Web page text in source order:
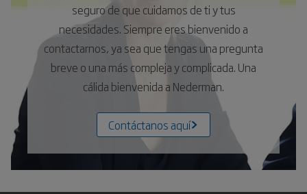
seguro de que cuidamos de ti y tus
necesidades. Siempre eres bienvenido a
contactarnos, ya sea que tengas una pregunta
breve o una más compleja y complicada. Una
cálida bienvenida a Nederman.
Contáctanos aquí